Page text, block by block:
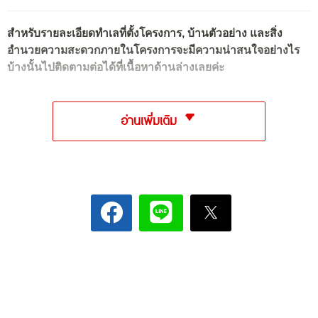
สำหรับรายละเอียดทำเลที่ตั้งโครงการ, บ้านตัวอย่าง และสิ่ง
อำนวยความสะดวกภายในโครงการจะมีความน่าสนใจอย่างไร
บ้างนั้นไปติดตามต่อได้ที่เนื้อหาด้านล่างเลยค่ะ
อ่านเพิ่มเติม